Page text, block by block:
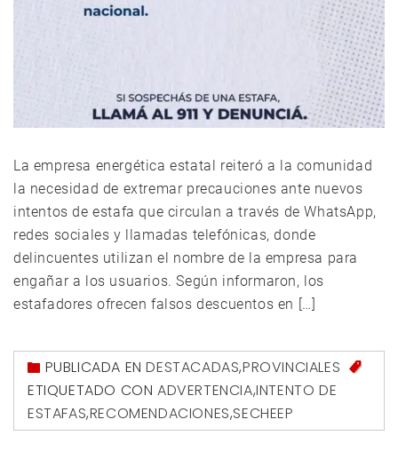
La empresa energética estatal reiteró a la comunidad
la necesidad de extremar precauciones ante nuevos
intentos de estafa que circulan a través de WhatsApp,
redes sociales y llamadas telefónicas, donde
delincuentes utilizan el nombre de la empresa para
engañar a los usuarios. Según informaron, los
estafadores ofrecen falsos descuentos en […]
PUBLICADA ENDESTACADAS,PROVINCIALES
ETIQUETADO CON ADVERTENCIA,INTENTO DE
ESTAFAS,RECOMENDACIONES,SECHEEP